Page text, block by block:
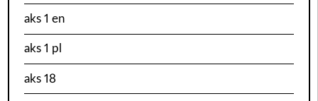
aks 1 en
aks 1 pl
aks 18